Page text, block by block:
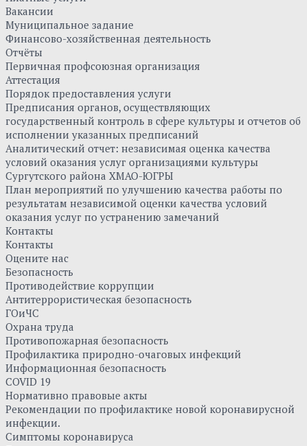
Вакансии
Муниципальное задание
Финансово-хозяйственная деятельность
Отчёты
Первичная профсоюзная организация
Аттестация
Порядок предоставления услуги
Предписания органов, осуществляющих
государственный контроль в сфере культуры и отчетов об
исполнении указанных предписаний
Аналитический отчет: независимая оценка качества
условий оказания услуг организациями культуры
Сургутского района ХМАО-ЮГРЫ
План мероприятий по улучшению качества работы по
результатам независимой оценки качества условий
оказания услуг по устранению замечаний
Контакты
Контакты
Оцените нас
Безопасность
Противодействие коррупции
Антитеррористическая безопасность
ГОиЧС
Охрана труда
Противопожарная безопасность
Профилактика природно-очаговых инфекций
Информационная безопасность
COVID 19
Нормативно правовые акты
Рекомендации по профилактике новой коронавирусной
инфекции.
Симптомы коронавируса